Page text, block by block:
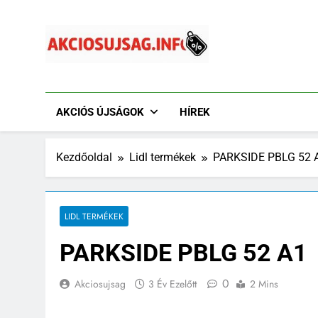
tartalomra
Akciósújság.info
AKCIÓS ÚJSÁGOK HÍREK
Kezdőoldal Lidl termékek PARKSIDE PBLG 52
LIDL TERMÉKEK
PARKSIDE PBLG 52 A1
Akciosujsag 3 Év Ezelőtt 0 2 Mins